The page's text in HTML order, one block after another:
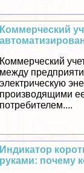
Коммерческий
Коммерческий
между
электрическую
производящими
потребителем....
Индикатор
руками: почему